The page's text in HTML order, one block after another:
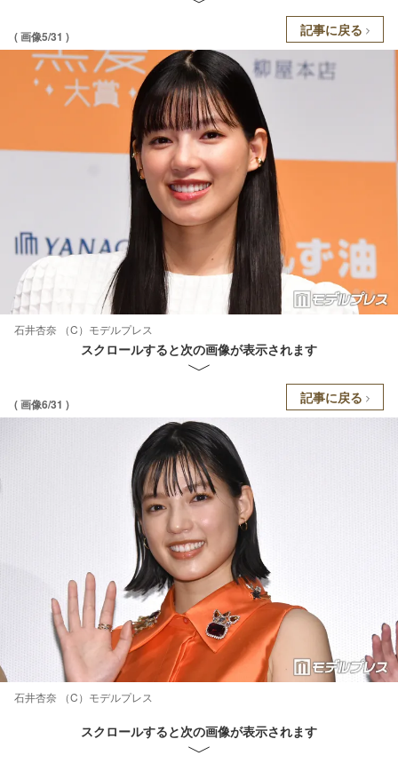
( 画像5/31 ) 記事に戻る
石井杏奈 （C）モデルプレス
スクロールすると次の画像が表示されます
( 画像6/31 ) 記事に戻る
石井杏奈 （C）モデルプレス
スクロールすると次の画像が表示されます